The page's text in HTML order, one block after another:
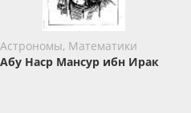
Астрономы, Математики
Абу Наср Мансур ибн Ирак